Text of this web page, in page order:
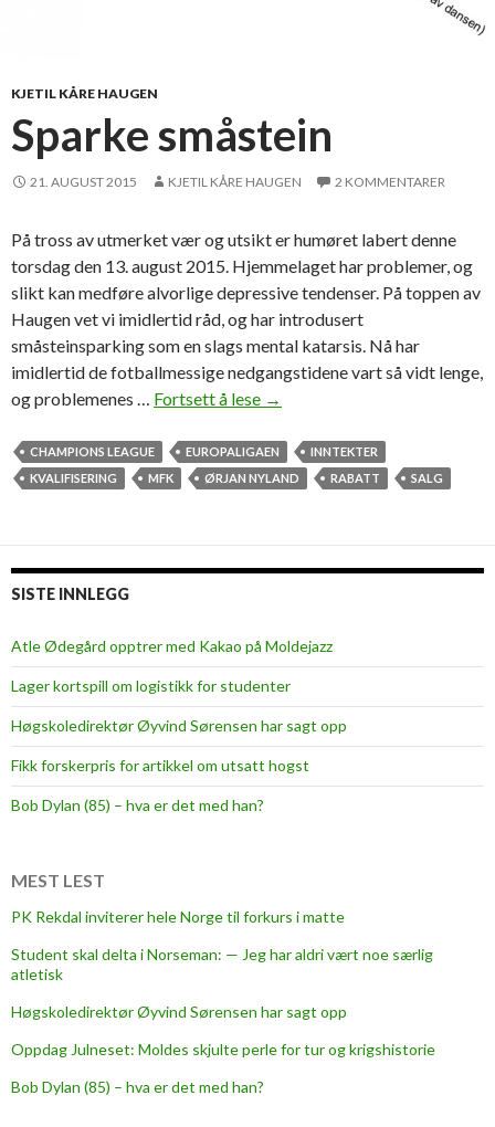
KJETIL KÅRE HAUGEN
Sparke småstein
21. AUGUST 2015 KJETIL KÅRE HAUGEN 2 KOMMENTARER
På tross av utmerket vær og utsikt er humøret labert denne
torsdag den 13. august 2015. Hjemmelaget har problemer, og
slikt kan medføre alvorlige depressive tendenser. På toppen av
Haugen vet vi imidlertid råd, og har introdusert
småsteinsparking som en slags mental katarsis. Nå har
imidlertid de fotballmessige nedgangstidene vart så vidt lenge,
og problemenes … Fortsett å lese S
a
r
s
t
e
n
→
CHAMPIONS LEAGUE EUROPALIGAEN
INNTEKTER
KVALIFISERING
MFK ØRJAN NYLAND RABATT SALG
SISTE INNLEGG
Atle Ødegård opptrer med Kakao på Moldejazz
Lager kortspill om logistikk for studenter
Høgskoledirektør Øyvind Sørensen har sagt opp
Fikk forskerpris for artikkel om utsatt hogst
Bob Dylan (85) – hva er det med han?
MEST LEST
PK Rekdal inviterer hele Norge til forkurs i matte
Student skal delta i Norseman: — Jeg har aldri vært noe særlig
atletisk
Høgskoledirektør Øyvind Sørensen har sagt opp
Oppdag Julneset: Moldes skjulte perle for tur og krigshistorie
Bob Dylan (85) – hva er det med han?